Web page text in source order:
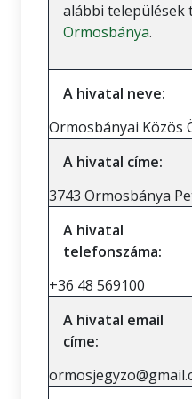
alábbi települések
Ormosbánya.
A hivatal neve:
Ormosbányai Közös
A hivatal címe:
3743 Ormosbánya
A hivatal
telefonszáma:
+36 48 569100
A hivatal email
címe: